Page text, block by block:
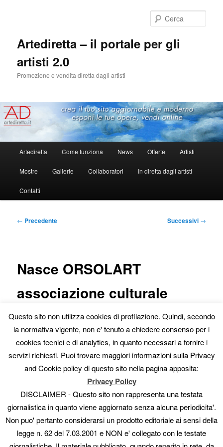
Artediretta – il portale per gli
artisti 2.0
Promozione e vendita diretta dagli artisti
Vai
al
contenuto
principale
Artediretta Come funziona News Offerte Artisti
Mostre Gallerie Collaboratori In diretta dagli artisti
Contatti
Navigazione
← Precedente Successivi →
Nasce ORSOLART
associazione culturale
Pubblicato ilMaggio 11, 2012daadmin_artedire
Il giorno 24 Maggio 2012 alle ore 18,30 nasce ORSOLART, che
si presenta per la prima volta al pubblico con un’esposizione-
evento di un giorno, per segnare il primo passo di
un’associazione culturale dedicata all’arte, aperta a nuove
presenze ed esperienze.
Questo sito non utilizza cookies di profilazione. Quindi, secondo
la normativa vigente, non e' tenuto a chiedere consenso per i
cookies tecnici e di analytics, in quanto necessari a fornire i
servizi richiesti. Puoi trovare maggiori informazioni sulla Privacy
and Cookie policy di questo sito nella pagina apposita:
Privacy Policy
DISCLAIMER - Questo sito non rappresenta una testata
giornalistica in quanto viene aggiornato senza alcuna periodicita'.
Non puo' pertanto considerarsi un prodotto editoriale ai sensi della
legge n. 62 del 7.03.2001 e NON e' collegato con le testate